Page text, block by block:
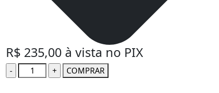
R$ 235,00 à vista no PIX
Quantidade COMPRAR